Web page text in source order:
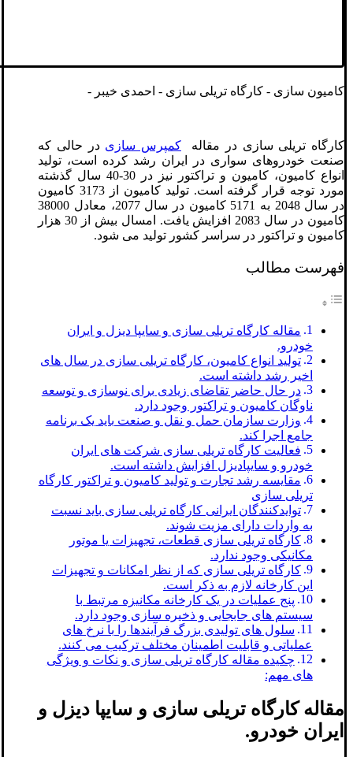
کامیون سازی - کارگاه تریلی سازی - احمدی خیبر -
کارگاه تریلی سازی در مقالهکمپرس سازی در حالی که
صنعت خودروهای سواری در ایران رشد کرده است، تولید
انواع کامیون، کامیون و تراکتور نیز در 30-40 سال گذشته
مورد توجه قرار گرفته است. تولید کامیون از 3173 کامیون
در سال 2048 به 5171 کامیون در سال 2077، معادل 38000
کامیون در سال 2083 افزایش یافت. امسال بیش از 30 هزار
کامیون و تراکتور در سراسر کشور تولید می شود.
فهرست مطالب
مقاله کارگاه تریلی سازی و سایپا دیزل و ایران
خودرو.
تولید انواع کامیون، کارگاه تریلی سازی در سال های
اخیر رشد داشته است.
در حال حاضر تقاضای زیادی برای نوسازی و توسعه
ناوگان کامیون و تراکتور وجود دارد.
وزارت سازمان حمل و نقل و صنعت باید یک برنامه
جامع اجرا کند.
فعالیت کارگاه تریلی سازی شرکت های ایران
خودرو و سایپادیزل افزایش داشته است.
مقایسه رشد تجارت و تولید کامیون و تراکتور کارگاه
تریلی سازی
توایدکنندگان ایرانی کارگاه تریلی سازی باید نسبت
به واردات دارای مزیت شوند.
کارگاه تریلی سازی قطعات، تجهیزات یا موتور
مکانیکی وجود ندارد.
کارگاه تریلی سازی که از نظر امکانات و تجهیزات
این کارخانه لازم به ذکر است.
پنج عملیات در یک کارخانه مکانیزه مرتبط با
سیستم های جابجایی و ذخیره سازی وجود دارد.
سلول های تولیدی بزرگ فرآیندها را با نرخ های
عملیاتی و قابلیت اطمینان مختلف ترکیب می کنند.
چکیده مقاله کارگاه تریلی سازی و نکات و ویژگی
های مهم:
مقاله کارگاه تریلی سازی و سایپا دیزل و
ایران خودرو.